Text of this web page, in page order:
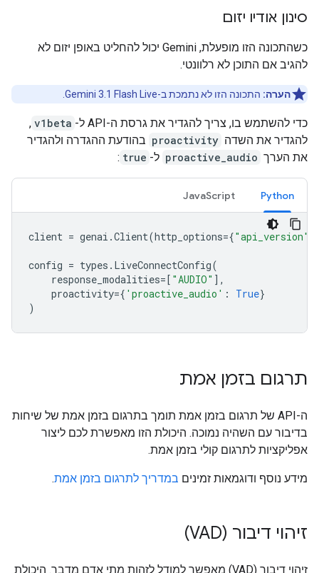
סינון אודיו יזום
כשהתכונה הזו מופעלת, Gemini יכול להחליט באופן יזום לא
להגיב אם התוכן לא רלוונטי.
הערה: התכונה הזו לא נתמכת ב-Gemini 3.1 Flash Live.
כדי להשתמש בו, צריך להגדיר את גרסת ה-API ל- v1beta
,
להגדיר את השדה proactivity בהודעת ההגדרה ולהגדיר
את הערך proactive_audio ל- true
:
Python
JavaScript
client = genai .Client(http_options={"api_version"
config = types . LiveConnectConfig(
response_modalities=[ "AUDIO" ],
proactivity={ 'proactive_audio' : True}
)
תרגום בזמן אמת
ה-API של תרגום בזמן אמת תומך בתרגום בזמן אמת של שיחות
בדיבור עם השהיה נמוכה. היכולת הזו מאפשרת לכם ליצור
אפליקציות לתרגום קולי בזמן אמת.
מידע נוסף ודוגמאות זמינים במדריך לתרגום בזמן אמת.
זיהוי דיבור (VAD)
זיהוי דיבור (VAD) מאפשר למודל לזהות מתי אדם מדבר. היכולת